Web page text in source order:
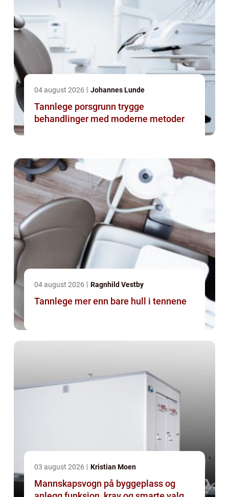
04 august 2026 Johannes Lunde
Tannlege porsgrunn trygge
behandlinger med moderne metoder
04 august 2026 Ragnhild Vestby
Tannlege mer enn bare hull i tennene
03 august 2026 Kristian Moen
Mannskapsvogn på byggeplass og